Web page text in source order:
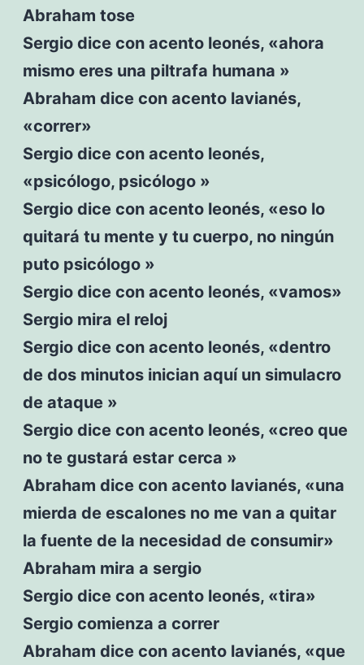
Abraham tose
Sergio dice con acento leonés, «ahora
mismo eres una piltrafa humana »
Abraham dice con acento lavianés,
«correr»
Sergio dice con acento leonés,
«psicólogo, psicólogo »
Sergio dice con acento leonés, «eso lo
quitará tu mente y tu cuerpo, no ningún
puto psicólogo »
Sergio dice con acento leonés, «vamos»
Sergio mira el reloj
Sergio dice con acento leonés, «dentro
de dos minutos inician aquí un simulacro
de ataque »
Sergio dice con acento leonés, «creo que
no te gustará estar cerca »
Abraham dice con acento lavianés, «una
mierda de escalones no me van a quitar
la fuente de la necesidad de consumir»
Abraham mira a sergio
Sergio dice con acento leonés, «tira»
Sergio comienza a correr
Abraham dice con acento lavianés, «que